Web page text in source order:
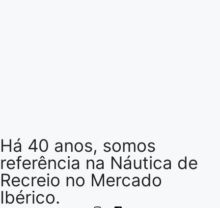
Há 40 anos, somos
referência na Náutica de
Recreio no Mercado
Ibérico.